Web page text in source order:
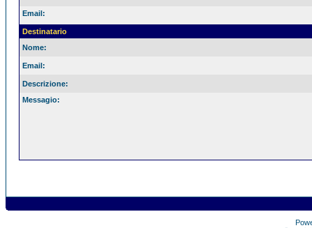
Email:
Destinatario
Nome:
Email:
Descrizione:
Messagio: